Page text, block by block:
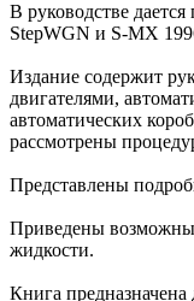
В руководстве
StepWGN и S-MX
Издание содержит
двигателями,
автоматических
рассмотрены
Представлены
Приведены
жидкости.
Книга